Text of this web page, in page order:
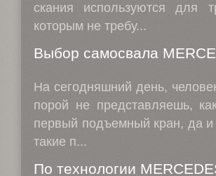
скания используются для
которым не требу...
Выбор самосвала
На сегодняшний день,
порой не представляешь,
первый подъемный кран, да
такие п...
По технологии